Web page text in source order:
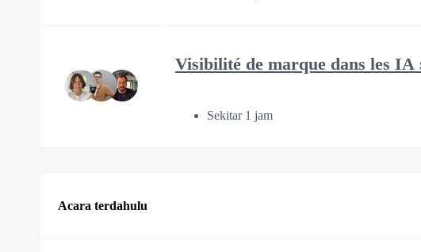
Visibilité de marque dans les IA
Sekitar 1 jam
Acara terdahulu